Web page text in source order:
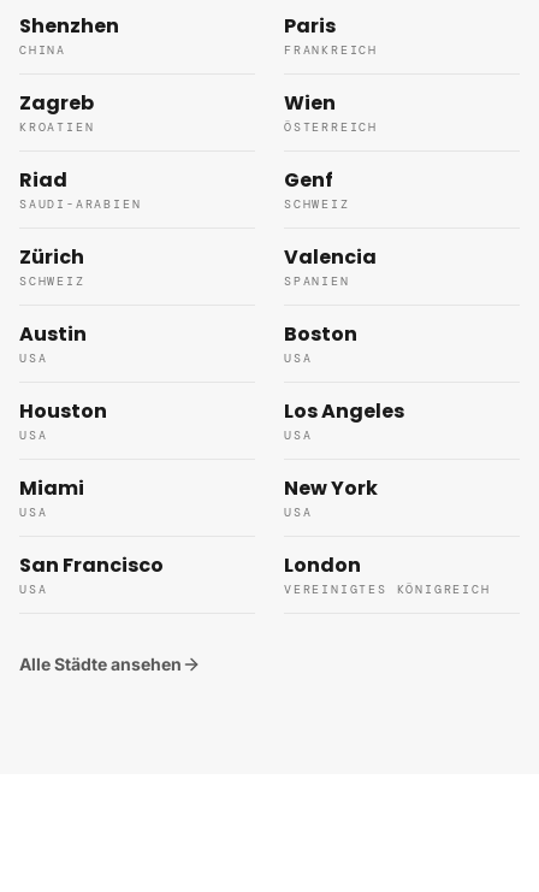
Shenzhen
CHINA
Paris
FRANKREICH
Zagreb
KROATIEN
Wien
ÖSTERREICH
Riad
SAUDI-ARABIEN
Genf
SCHWEIZ
Zürich
SCHWEIZ
Valencia
SPANIEN
Austin
USA
Boston
USA
Houston
USA
Los Angeles
USA
Miami
USA
New York
USA
San Francisco
USA
London
VEREINIGTES KÖNIGREICH
Alle Städte ansehen